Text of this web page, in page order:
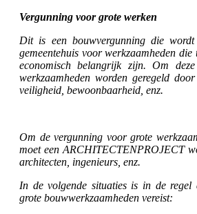
Vergunning voor grote werken
Dit is een bouwvergunning die
gemeentehuis voor werkzaamheden die
economisch belangrijk zijn. Om
werkzaamheden worden geregeld
veiligheid, bewoonbaarheid, enz.
Om de vergunning voor grote
moet een ARCHITECTENPROJECT
architecten, ingenieurs, enz.
In de volgende situaties is in de regel
grote bouwwerkzaamheden vereist: